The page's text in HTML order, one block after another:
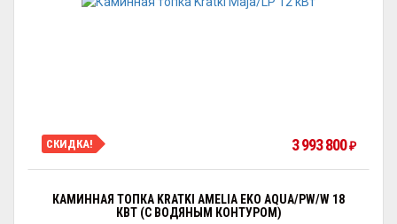
СКИДКА! 3 993 800 ₽
КАМИННАЯ ТОПКА KRATKI AMELIA EKO AQUA/PW/W 18
КВТ (С ВОДЯНЫМ КОНТУРОМ)